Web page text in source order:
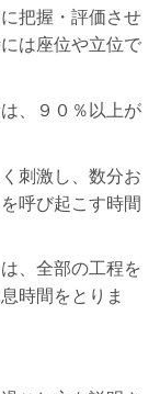
把握・評価させ
は座位や立位で
、９０％以上が
刺激し、数分お
呼び起こす時間
、全部の工程を
時間をとりま